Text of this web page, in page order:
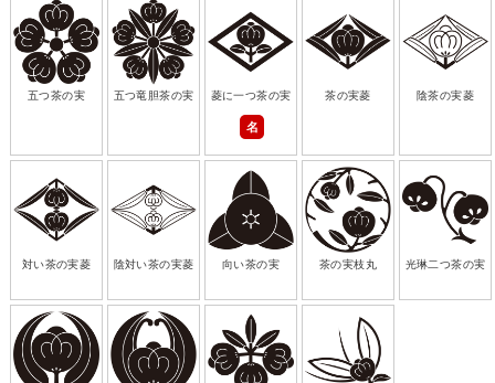
五つ茶の実 五つ竜胆茶の実 菱に一つ茶の実
名
茶の実菱 陰茶の実菱
対い茶の実菱 陰対い茶の実菱 向い茶の実 茶の実枝丸 光琳二つ茶の実